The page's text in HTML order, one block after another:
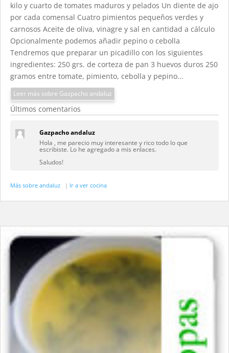
kilo y cuarto de tomates maduros y pelados Un diente de ajo
por cada comensal Cuatro pimientos pequeños verdes y
carnosos Aceite de oliva, vinagre y sal en cantidad a cálculo
Opcionalmente podemos añadir pepino o cebolla
Tendremos que preparar un picadillo con los siguientes
ingredientes: 250 grs. de corteza de pan 3 huevos duros 250
gramos entre tomate, pimiento, cebolla y pepino...
Leer más sobre Gazpacho andaluz
Últimos comentarios
Gazpacho andaluz
Hola , me parecio muy interesante y rico todo lo que
escribiste. Lo he agregado a mis enlaces.
Saludos!
Más sobre andaluz | Ir a ver cocina